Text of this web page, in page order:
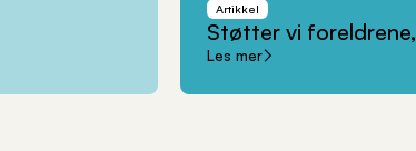
Artikkel
Støtter vi foreldrene,
Les mer